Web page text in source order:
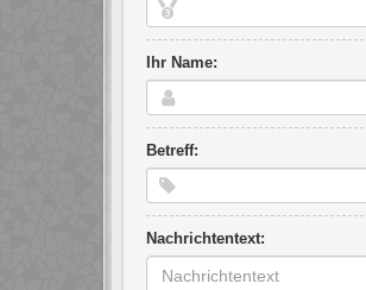
Ihr Name:
Betreff:
Nachrichtentext: